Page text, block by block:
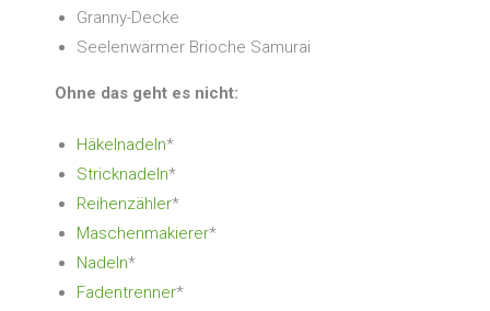
Granny-Decke
Seelenwärmer Brioche Samurai
Ohne das geht es nicht:
Häkelnadeln*
Stricknadeln*
Reihenzähler*
Maschenmakierer*
Nadeln*
Fadentrenner*